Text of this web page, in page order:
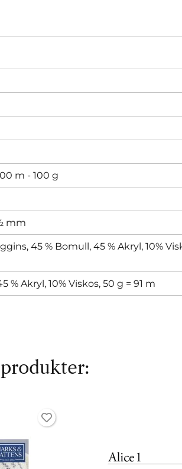
m - 100 g
mm
45 % Bomull, 45 % Akryl, 10%
% Akryl, 10% Viskos, 50 g = 91 m